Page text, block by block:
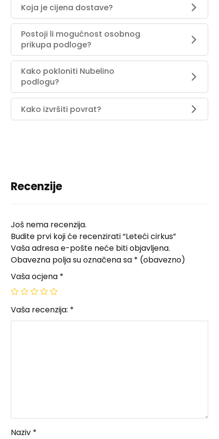
Koja je cijena dostave?
Postoji li mogućnost osobnog
prikupa podloge?
Kako pokloniti Nubelino
podlogu?
Kako izvršiti povrat?
Recenzije
Još nema recenzija.
Budite prvi koji će recenzirati “Leteći cirkus”
Vaša adresa e-pošte neće biti objavljena.
Obavezna polja su označena sa * (obavezno)
Vaša ocjena *
Vaša recenzija: *
Naziv *